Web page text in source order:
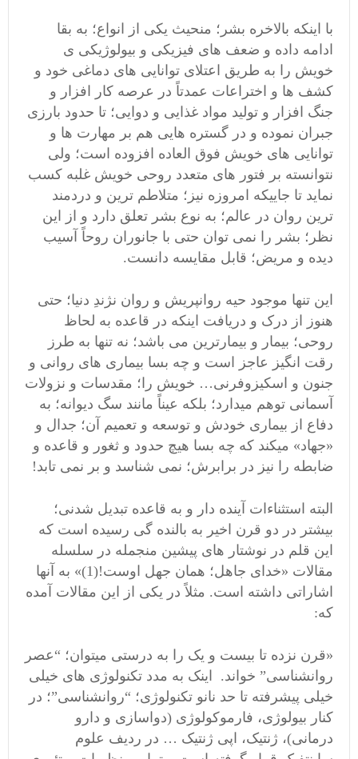
با اینکه بالاخره بشر؛ منحیث یکی از انواع؛ به بقا
ادامه داده و ضعف های فیزیکی و بیولوژیکی ی
خویش را به طریق اعتلای توانایی های دماغی خود و
کشف ها و اختراعات عمدتاً در عرصه کار افزار و
جنگ افزار و تولید مواد غذایی و دوایی؛ تا حدود بارزی
جبران نموده و در گستره هایی هم بر مهارت ها و
توانایی های خویش فوق العاده افزوده است؛ ولی
نتوانسته بر فتور های متعدد روحی خویش غلبه کسب
نماید تا جاییکه امروزه نیز؛ متلاطم ترین و دردمند
ترین روان در عالم؛ به نوع بشر تعلق دارد و از این
نظر؛ بشر را نمی توان حتی با جانوران روحاً آسیب
دیده و مریض؛ قابل مقایسه دانست.
این تنها موجود حیه روانپریش و روان نژندِ دنیا؛ حتی
هنوز از درک و دریافت اینکه در قاعده به لحاظ
روحی؛ بیمار و بیمارترین می باشد؛ نه تنها به طرز
رقت انگیز عاجز است و چه بسا بیماری های روانی و
جنون و اسکیزوفرنی… خویش را؛ مقدسات و نزولات
آسمانی توهم میدارد؛ بلکه عیناً مانند سگ دیوانه؛ به
دفاع از بیماری خودش و توسعه و تعمیم آن؛ جدال و
«جهاد» میکند که چه بسا هیچ حدود و ثغور و قاعده و
ضابطه را نیز در برابرش؛ نمی شناسد و بر نمی تابد!
البته استثناءات آینده دار و به قاعده تبدیل شدنی؛
بیشتر در دو قرن اخیر به بالنده گی رسیده است که
این قلم در نوشتار های پیشین منجمله در سلسله
مقالات «خدای جاهل؛ همان جهل اوست!(1)» به آنها
اشاراتی داشته است. مثلاً در یکی از این مقالات آمده
که:
«قرن نزده تا بیست و یک را به درستی میتوان؛ “عصر
روانشناسی” خواند. اینک به مدد تکنولوژی های خیلی
خیلی پیشرفته تا حد نانو تکنولوژی؛ “روانشناسی”؛ در
کنار بیولوژی، فارموکولوژی (دواسازی و دارو
درمانی)، ژنتیک، اپی ژنتیک … در ردیف علوم